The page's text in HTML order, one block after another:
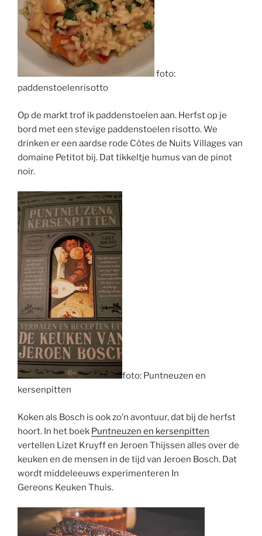
foto:
paddenstoelenrisotto
Op de markt trof ik paddenstoelen aan. Herfst op je
bord met een stevige paddenstoelen risotto. We
drinken er een aardse rode Côtes de Nuits Villages van
domaine Petitot bij. Dat tikkeltje humus van de pinot
noir.
foto: Puntneuzen en
kersenpitten
Koken als Bosch is ook zo’n avontuur, dat bij de herfst
hoort. In het boek Puntneuzen en kersenpitten
vertellen Lizet Kruyffen Jeroen Thijssen alles over de
keuken en de mensen in de tijd van Jeroen Bosch. Dat
wordt middeleeuws experimenteren In
Gereons Keuken Thuis.